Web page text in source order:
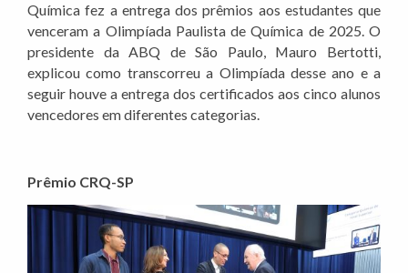
Química fez a entrega dos prêmios aos estudantes que
venceram a Olimpíada Paulista de Química de 2025. O
presidente da ABQ de São Paulo, Mauro Bertotti,
explicou como transcorreu a Olimpíada desse ano e a
seguir houve a entrega dos certificados aos cinco alunos
vencedores em diferentes categorias.
Prêmio CRQ-SP